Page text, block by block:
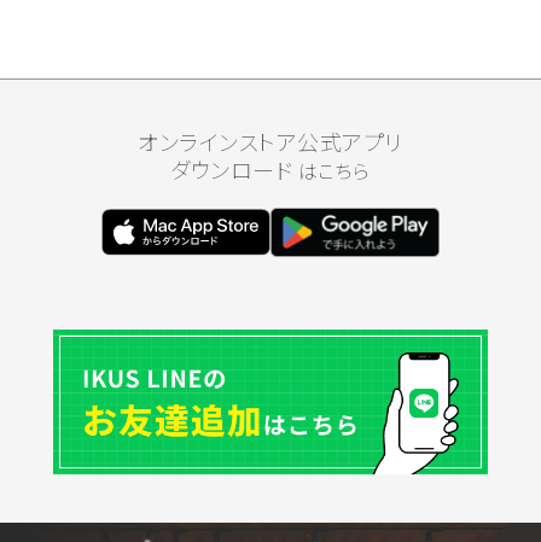
オンラインストア公式アプリ
ダウンロード はこちら